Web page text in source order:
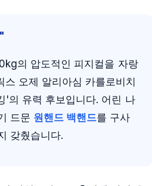
의 압도적인 피지컬을 자랑
스 오제 알리아심 카를로비치
'의 유력 후보입니다. 어린 나
드문 원핸드 백핸드를 구사
갖췄습니다.